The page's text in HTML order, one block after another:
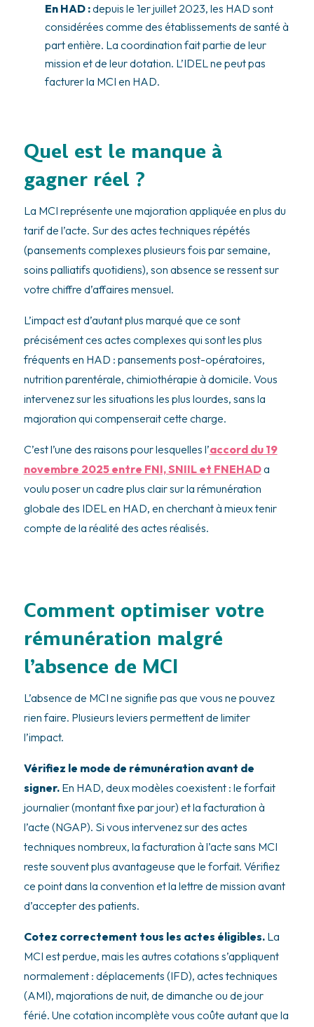
En HAD :depuis le 1er juillet 2023, les HAD sont
considérées comme des établissements de santé à
part entière. La coordination fait partie de leur
mission et de leur dotation. L’IDEL ne peut pas
facturer la MCI en HAD.
Quel est le manque à
gagner réel ?
La MCI représente une majoration appliquée en plus du
tarif de l’acte. Sur des actes techniques répétés
(pansements complexes plusieurs fois par semaine,
soins palliatifs quotidiens), son absence se ressent sur
votre chiffre d’affaires mensuel.
L’impact est d’autant plus marqué que ce sont
précisément ces actes complexes qui sont les plus
fréquents en HAD : pansements post-opératoires,
nutrition parentérale, chimiothérapie à domicile. Vous
intervenez sur les situations les plus lourdes, sans la
majoration qui compenserait cette charge.
C’est l’une des raisons pour lesquelles l’accord du 19
novembre 2025 entre FNI, SNIIL et FNEHADa
voulu poser un cadre plus clair sur la rémunération
globale des IDEL en HAD, en cherchant à mieux tenir
compte de la réalité des actes réalisés.
Comment optimiser votre
rémunération malgré
l’absence de MCI
L’absence de MCI ne signifie pas que vous ne pouvez
rien faire. Plusieurs leviers permettent de limiter
l’impact.
Vérifiez le mode de rémunération avant de
signer.En HAD, deux modèles coexistent : le forfait
journalier (montant fixe par jour) et la facturation à
l’acte (NGAP). Si vous intervenez sur des actes
techniques nombreux, la facturation à l’acte sans MCI
reste souvent plus avantageuse que le forfait. Vérifiez
ce point dans la convention et la lettre de mission avant
d’accepter des patients.
Cotez correctement tous les actes éligibles.La
MCI est perdue, mais les autres cotations s’appliquent
normalement : déplacements (IFD), actes techniques
(AMI), majorations de nuit, de dimanche ou de jour
férié. Une cotation incomplète vous coûte autant que la